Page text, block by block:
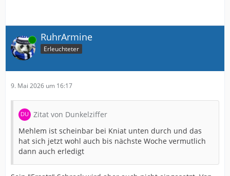
Online RuhrArmine
Erleuchteter
9. Mai 2026 um 16:17
Zitat von Dunkelziffer
Mehlem ist scheinbar bei Kniat unten durch und das
hat sich jetzt wohl auch bis nächste Woche vermutlich
dann auch erledigt